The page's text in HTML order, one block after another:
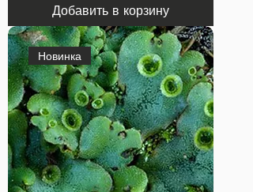
Добавить в корзину
Новинка